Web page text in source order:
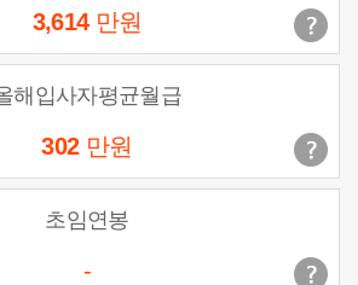
3,614 만원
해입사자평균월급
302 만원
초임연봉
-